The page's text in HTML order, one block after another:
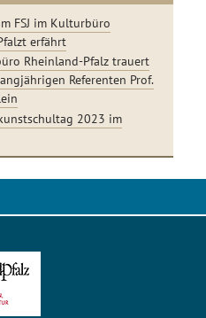
FSJ im Kulturbüro
erfährt
Rheinland-Pfalz trauert
Referenten Prof.
2023 im